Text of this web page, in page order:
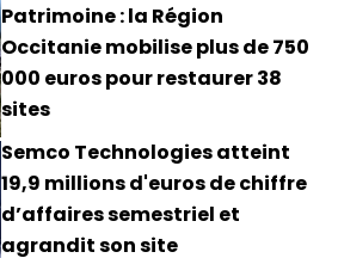
Patrimoine : la Région
Occitanie mobilise plus de 750
000 euros pour restaurer 38
sites
Semco Technologies atteint
19,9 millions d'euros de chiffre
d’affaires semestriel et
agrandit son site